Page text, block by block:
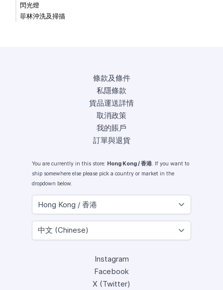
閃光燈
菲林沖洗及掃描
條款及條件
私隱條款
貨品運送詳情
取消政策
我的賬戶
訂單與退貨
You are currently in this store: Hong Kong / 香港. If you want to
ship somewhere else please pick a country or market in the
dropdown below.
Instagram
Facebook
X (Twitter)